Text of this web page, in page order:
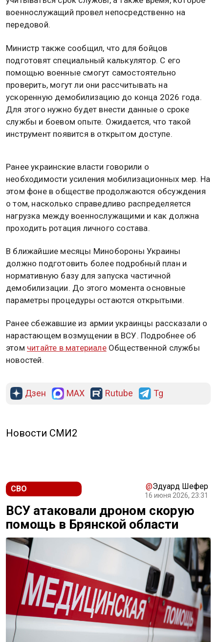
военнослужащий провел непосредственно на
передовой.
Министр также сообщил, что для бойцов
подготовят специальный калькулятор. С его
помощью военные смогут самостоятельно
проверить, могут ли они рассчитывать на
ускоренную демобилизацию до конца 2026 года.
Для этого нужно будет внести данные о сроке
службы и боевом опыте. Ожидается, что такой
инструмент появится в открытом доступе.
Ранее украинские власти говорили о
необходимости усиления мобилизационных мер. На
этом фоне в обществе продолжаются обсуждения
о том, насколько справедливо распределяется
нагрузка между военнослужащими и как должна
проходить ротация личного состава.
В ближайшие месяцы Минобороны Украины
должно подготовить более подробный план и
нормативную базу для запуска частичной
демобилизации. До этого момента основные
параметры процедуры остаются открытыми.
Ранее сбежавшие из армии украинцы рассказали о
нарастающем возмущении в ВСУ. Подробнее об
этом читайте в материалеОбщественной службы
новостей.
Дзен MAX Rutube Tg
Новости СМИ2
СВО @Эдуард Шефер
16 июня 2026, 23:31
ВСУ атаковали дроном скорую
помощь в Брянской области